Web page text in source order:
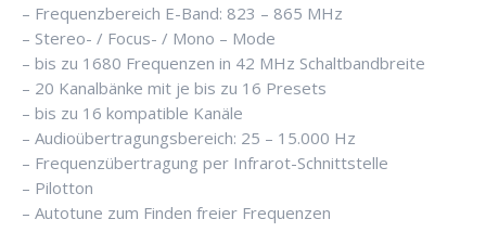
Sendestation
Menge
– Frequenzbereich E-Band: 823 – 865 MHz
– Stereo- / Focus- / Mono – Mode
– bis zu 1680 Frequenzen in 42 MHz Schaltbandbreite
– 20 Kanalbänke mit je bis zu 16 Presets
– bis zu 16 kompatible Kanäle
– Audioübertragungsbereich: 25 – 15.000 Hz
– Frequenzübertragung per Infrarot-Schnittstelle
– Pilotton
– Autotune zum Finden freier Frequenzen